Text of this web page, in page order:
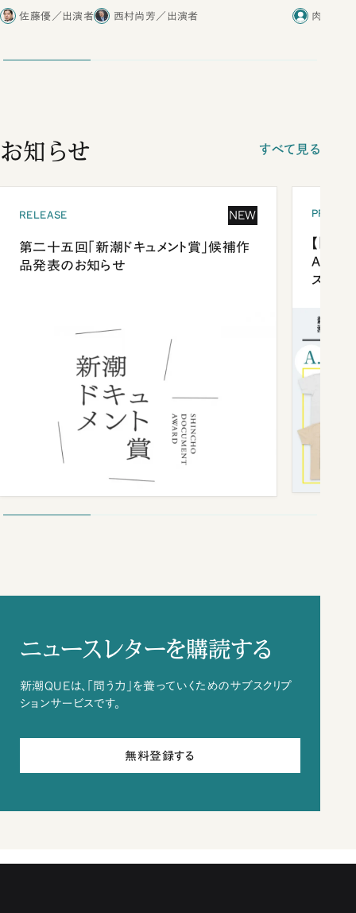
合ったこと
佐藤優／出演者 西村尚芳／出演者 肉乃小路
お知らせ すべて見る
RELEASE NEW
第二十五回「新潮ドキュメント賞」候補作
品発表のお知らせ
【「新
ズプレ
ニュースレターを購読する
新潮QUEは、「問う力」を養っていくためのサブスクリプ
ションサービスです。
無料登録する